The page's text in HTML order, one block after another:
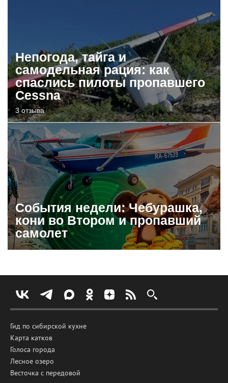
Непогода, тайга и
самодельная рация: как
спаслись пилоты пропавшего
Cessna
3 отзыва
События недели: Чебурашка,
кони во Втором и пропавший
самолет
Гид по сибирской кухне
Карта катков
Голоса города
Лесное озеро
Весточка с передовой